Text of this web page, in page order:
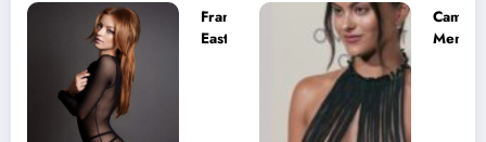
Francesca
Eastwood y
Camila
Mendes